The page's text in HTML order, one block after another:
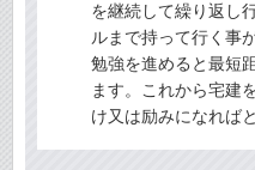
を継続して繰り返し
ルまで持って行く事
勉強を進めると最短
ます。これから宅建
け又は励みになれば